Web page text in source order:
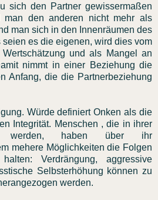
sich den Partner gewissermaßen
man den anderen nicht mehr als
man sich in den Innenräumen des
seien es die eigenen, wird dies vom
und als Mangel an
nimmt in einer Beziehung die
Anfang, die die Partnerbeziehung
Würde definiert Onken als die
Integrität. Menschen , die in ihrer
werden, haben über ihr
mehere Möglichkeiten die Folgen
Verdrängung, aggressive
Selbsterhöhung können zu
werden.